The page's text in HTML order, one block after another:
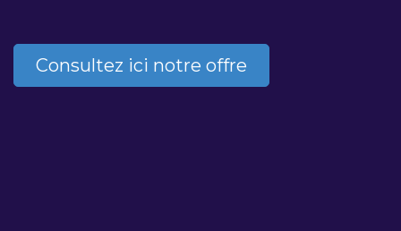
Consultez ici notre offre